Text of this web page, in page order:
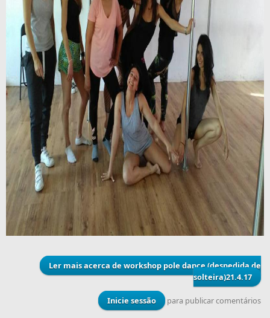
Ler maisacerca de workshop pole dance (despedida de
solteira)21.4.17
Inicie sessão para publicar comentários